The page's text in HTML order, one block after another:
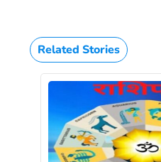
Related Stories